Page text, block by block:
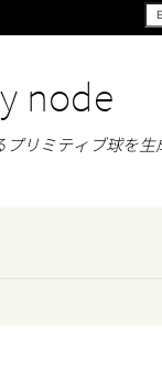
node
リミティブ球を生